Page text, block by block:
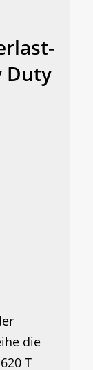
Duty
die
T